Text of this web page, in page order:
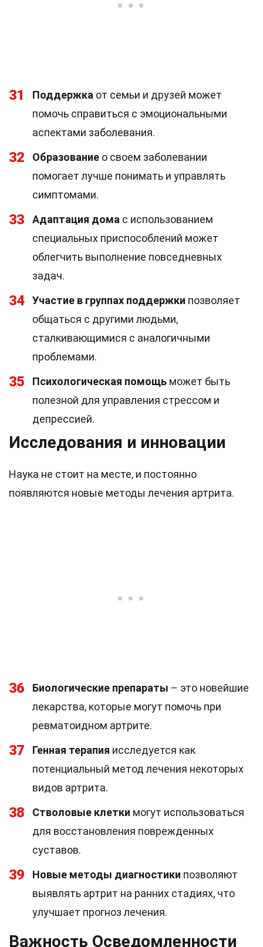
31 Поддержка от семьи и друзей может
помочь справиться с эмоциональными
аспектами заболевания.
32 Образование о своем заболевании
помогает лучше понимать и управлять
симптомами.
33 Адаптация дома с использованием
специальных приспособлений может
облегчить выполнение повседневных
задач.
34 Участие в группах поддержки позволяет
общаться с другими людьми,
сталкивающимися с аналогичными
проблемами.
35 Психологическая помощь может быть
полезной для управления стрессом и
депрессией.
Исследования и инновации
Наука не стоит на месте, и постоянно
появляются новые методы лечения артрита.
36 Биологические препараты – это новейшие
лекарства, которые могут помочь при
ревматоидном артрите.
37 Генная терапия исследуется как
потенциальный метод лечения некоторых
видов артрита.
38 Стволовые клетки могут использоваться
для восстановления поврежденных
суставов.
39 Новые методы диагностики позволяют
выявлять артрит на ранних стадиях, что
улучшает прогноз лечения.
Важность Осведомленности